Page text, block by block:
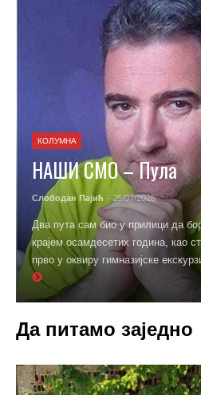
КОЛУМНА
НАШИ СМО – Пула
Слободан Пајић - 25/07/2026
Два пута сам био у прилици да
крајем осамдесетих година, као
прво у оквиру гимназијске
Да питамо заједно